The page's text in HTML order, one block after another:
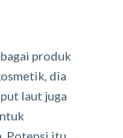
produk
dia
laut juga